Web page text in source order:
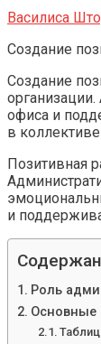
Василиса
Создание
Создание
офиса и
в
Позитивная
и
Роль
Основные